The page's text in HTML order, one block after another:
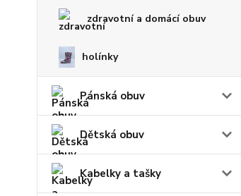
zdravotní a domácí obuv
holínky
Pánská obuv
Dětská obuv
Kabelky a tašky